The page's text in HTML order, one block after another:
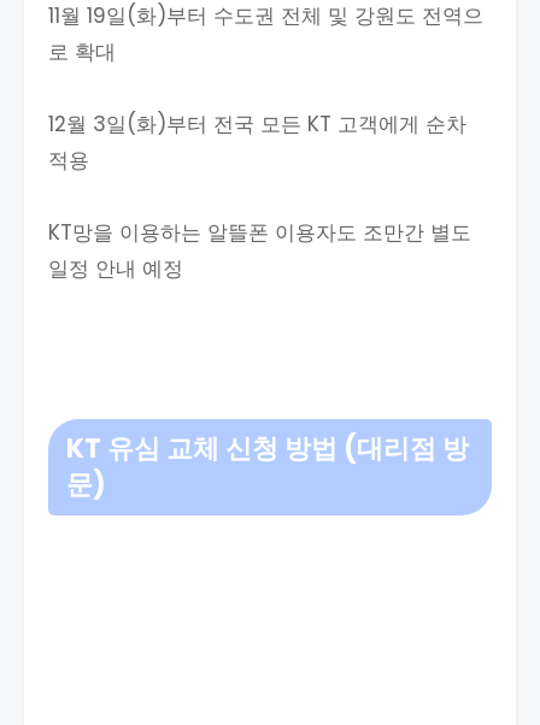
11월 19일(화)부터 수도권 전체 및 강원도 전역으
로 확대
12월 3일(화)부터 전국 모든 KT 고객에게 순차
적용
KT망을 이용하는 알뜰폰 이용자도 조만간 별도
일정 안내 예정​
KT 유심 교체 신청 방법 (대리점 방
문)